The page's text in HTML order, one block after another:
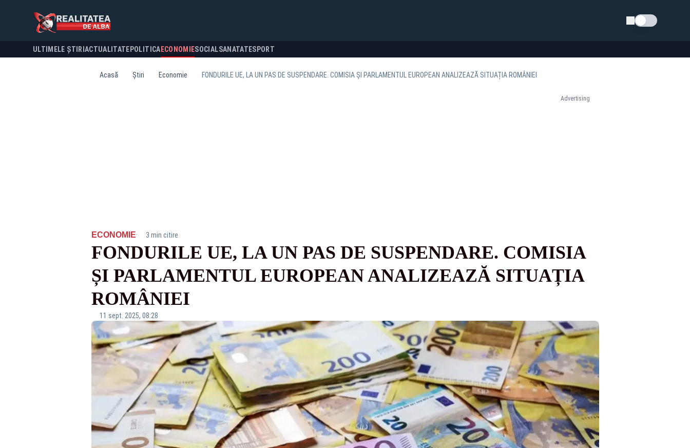
Schimba tema
ULTIMELE ȘTIRI ACTUALITATE POLITICA ECONOMIESOCIALSANATATESPORT
Acasă Știri Economie FONDURILE UE, LA UN PAS DE SUSPENDARE. COMISIA ȘI PARLAMENTUL EUROPEAN ANALIZEAZĂ SITUAȚIA ROMÂNIEI
Advertising
ECONOMIE· 3 min citire
FONDURILE UE, LA UN PAS DE SUSPENDARE. COMISIA
ȘI PARLAMENTUL EUROPEAN ANALIZEAZĂ SITUAȚIA
ROMÂNIEI
11 sept. 2025, 08:28